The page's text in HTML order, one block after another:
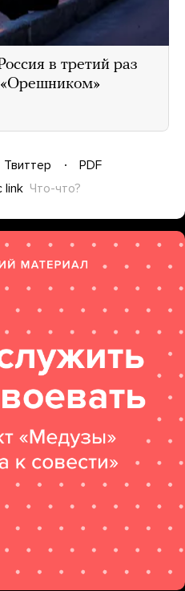
в третий раз
«Орешником»
Твиттер
PDF
link Что-что?